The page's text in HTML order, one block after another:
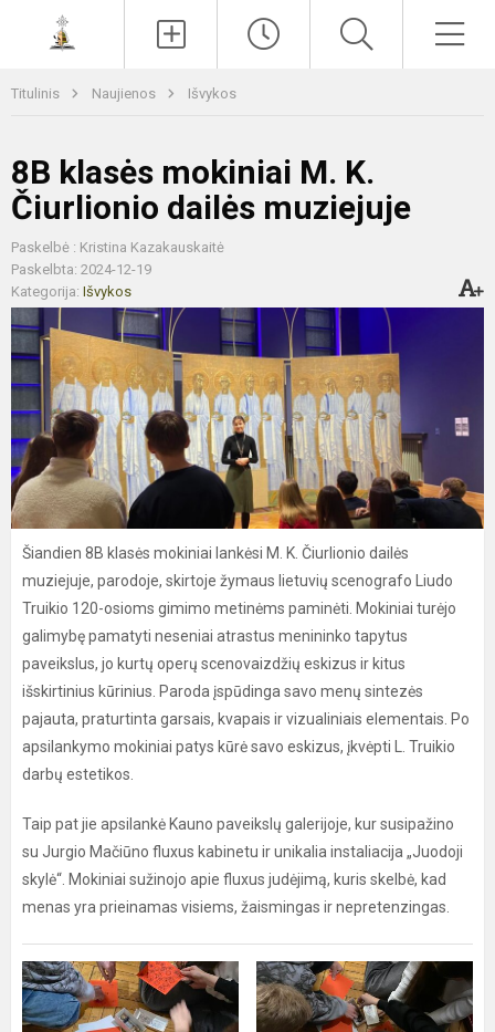
Titulinis Naujienos Išvykos
8B klasės mokiniai M. K.
Čiurlionio dailės muziejuje
Paskelbė : Kristina Kazakauskaitė
Paskelbta: 2024-12-19
Kategorija: Išvykos
Šiandien 8B klasės mokiniai lankėsi M. K. Čiurlionio dailės
muziejuje, parodoje, skirtoje žymaus lietuvių scenografo Liudo
Truikio 120-osioms gimimo metinėms paminėti. Mokiniai turėjo
galimybę pamatyti neseniai atrastus menininko tapytus
paveikslus, jo kurtų operų scenovaizdžių eskizus ir kitus
išskirtinius kūrinius. Paroda įspūdinga savo menų sintezės
pajauta, praturtinta garsais, kvapais ir vizualiniais elementais. Po
apsilankymo mokiniai patys kūrė savo eskizus, įkvėpti L. Truikio
darbų estetikos.
Taip pat jie apsilankė Kauno paveikslų galerijoje, kur susipažino
su Jurgio Mačiūno fluxus kabinetu ir unikalia instaliacija „Juodoji
skylė“. Mokiniai sužinojo apie fluxus judėjimą, kuris skelbė, kad
menas yra prieinamas visiems, žaismingas ir nepretenzingas.